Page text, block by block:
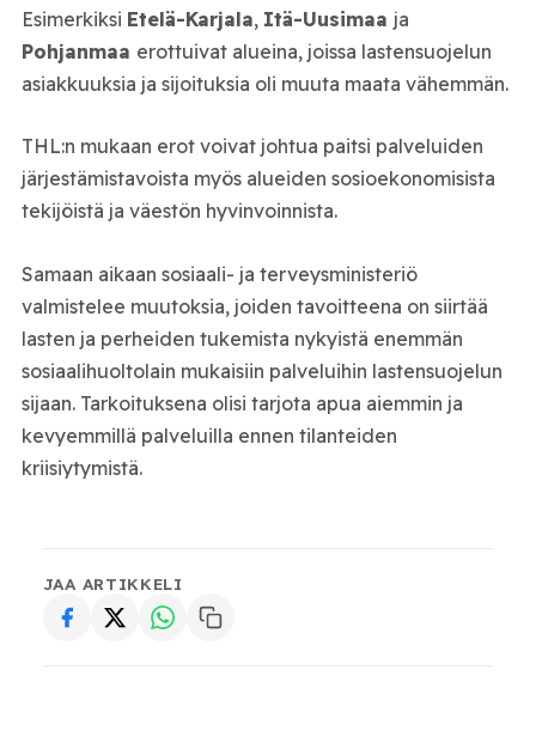
Esimerkiksi Etelä-Karjala, Itä-Uusimaa ja
Pohjanmaa erottuivat alueina, joissa lastensuojelun
asiakkuuksia ja sijoituksia oli muuta maata vähemmän.
THL:n mukaan erot voivat johtua paitsi palveluiden
järjestämistavoista myös alueiden sosioekonomisista
tekijöistä ja väestön hyvinvoinnista.
Samaan aikaan sosiaali- ja terveysministeriö
valmistelee muutoksia, joiden tavoitteena on siirtää
lasten ja perheiden tukemista nykyistä enemmän
sosiaalihuoltolain mukaisiin palveluihin lastensuojelun
sijaan. Tarkoituksena olisi tarjota apua aiemmin ja
kevyemmillä palveluilla ennen tilanteiden
kriisiytymistä.
JAA ARTIKKELI